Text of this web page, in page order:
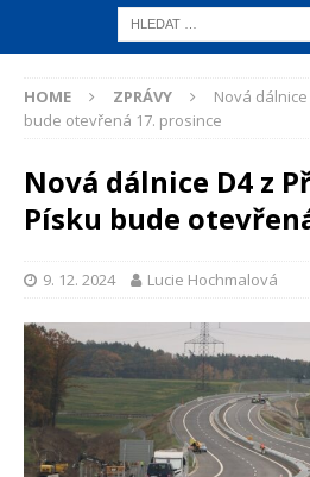
HOME ZPRÁVY
Nová
bude otevřená 17. prosince
Nová dálnice D4 z
Písku bude
9. 12. 2024 Lucie Hochmalová